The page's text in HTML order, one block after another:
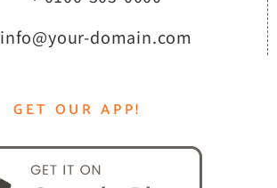
info@your-domain.com
GET OUR APP!